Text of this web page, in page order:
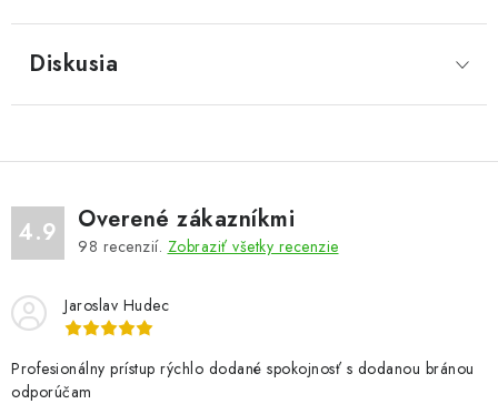
Diskusia
4.9 Overené zákazníkmi
98 recenzií. Zobraziť všetky recenzie
Jaroslav Hudec
Profesionálny prístup rýchlo dodané spokojnosť s dodanou bránou
odporúčam